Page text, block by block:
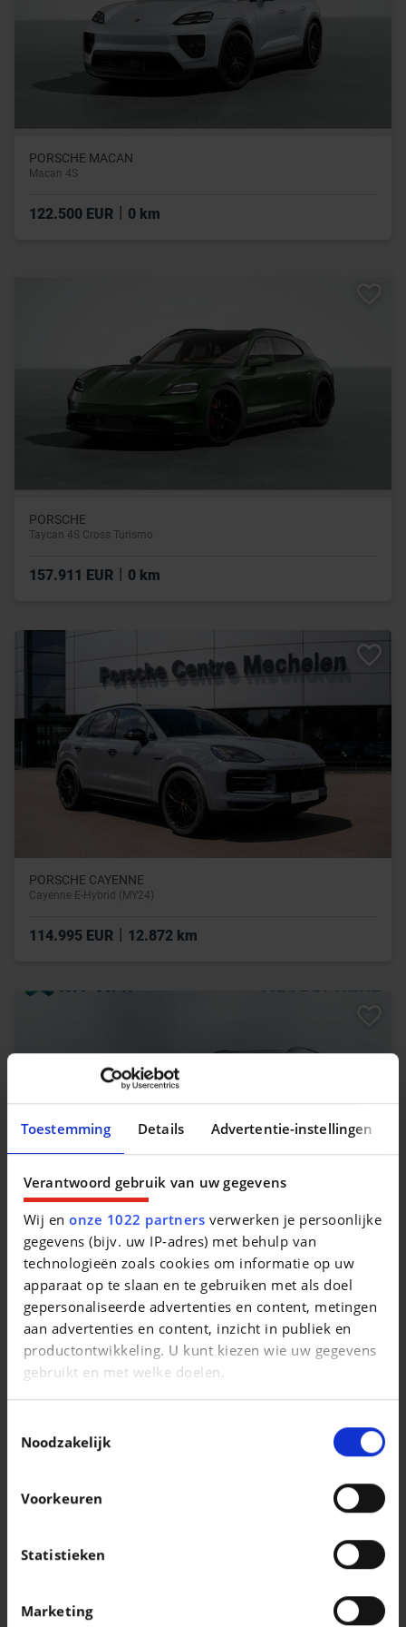
Toestemming Details Advertentie-instellingen
Verantwoord gebruik van uw gegevens
Wij enonze 1022 partners verwerken je persoonlijke
gegevens (bijv. uw IP-adres) met behulp van
technologieën zoals cookies om informatie op uw
apparaat op te slaan en te gebruiken met als doel
gepersonaliseerde advertenties en content, metingen
aan advertenties en content, inzicht in publiek en
productontwikkeling. U kunt kiezen wie uw gegevens
gebruikt en met welke doelen.
Informatie verzamelen over uw geografische
locatie, die tot een paar meter nauwkeurig kan zijn
Uw apparaat identificeren door het actief te
scannen op specifieke eigenschappen
Lees meer over hoe uw persoonlijke gegevens worden
detailgedeelte
in. U kunt uw toestemming op elk moment wijzigen of
intrekken in de Cookieverklaring.
Noodzakelijk
Voorkeuren
Statistieken
Marketing
PORSCHE MACAN
Macan 4S
122.500 EUR 0 km
PORSCHE
Taycan 4S Cross Turismo
157.911 EUR | 0 km
PORSCHE CAYENNE
Cayenne E-Hybrid (MY24)
114.995 EUR 12.872 km
VOLKSWAGEN GOLF
Golf Variant 1.5 eTSI Style Business Premium DSG
35.990 EUR |
SKODA KODIAQ
Kodiaq 1.5 TSI MHEV Selection 7pl. DSG